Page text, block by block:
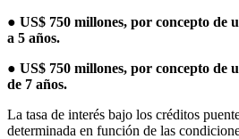
● US$ 750 millones, por concepto de
a 5 años.
● US$ 750 millones, por concepto de
de 7 años.
La tasa de interés bajo los créditos
determinada en función de las